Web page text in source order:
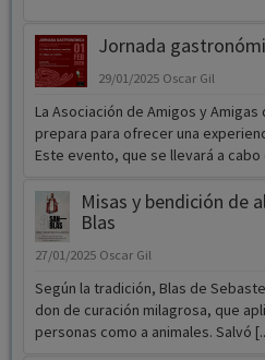
Jornada
29/01/2025 Oscar Gil
La Asociación de Amigos y Amigas
prepara para ofrecer una
Este evento, que se llevará a cabo
Misas y bendición de
Blas
27/01/2025 Oscar Gil
Según la tradición, Blas de
don de curación milagrosa, que
personas como a animales. Salvó